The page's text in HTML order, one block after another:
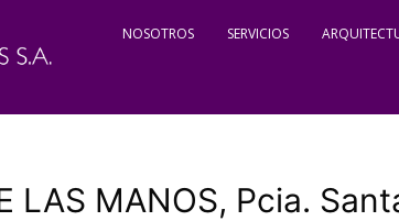
NOSOTROS SERVICIOS
LAS MANOS, Pcia.